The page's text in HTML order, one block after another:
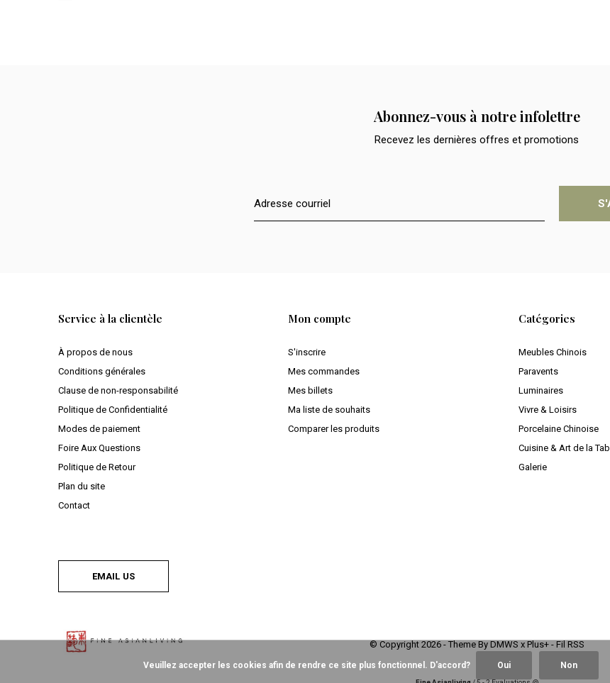
Abonnez-vous à notre infolettre
Recevez les dernières offres et promotions
Service à la clientèle
À propos de nous
Conditions générales
Clause de non-responsabilité
Politique de Confidentialité
Modes de paiement
Foire Aux Questions
Politique de Retour
Plan du site
Contact
Mon compte
S'inscrire
Mes commandes
Mes billets
Ma liste de souhaits
Comparer les produits
Catégories
Meubles Chinois
Paravents
Luminaires
Vivre & Loisirs
Porcelaine Chinoise
Cuisine & Art de la
Galerie
EMAIL US
© Copyright 2026- Theme By DMWS x Plus+- Fil RSS
Veuillez accepter les cookies afin de rendre ce site plus fonctionnel. D'accord? Oui Non